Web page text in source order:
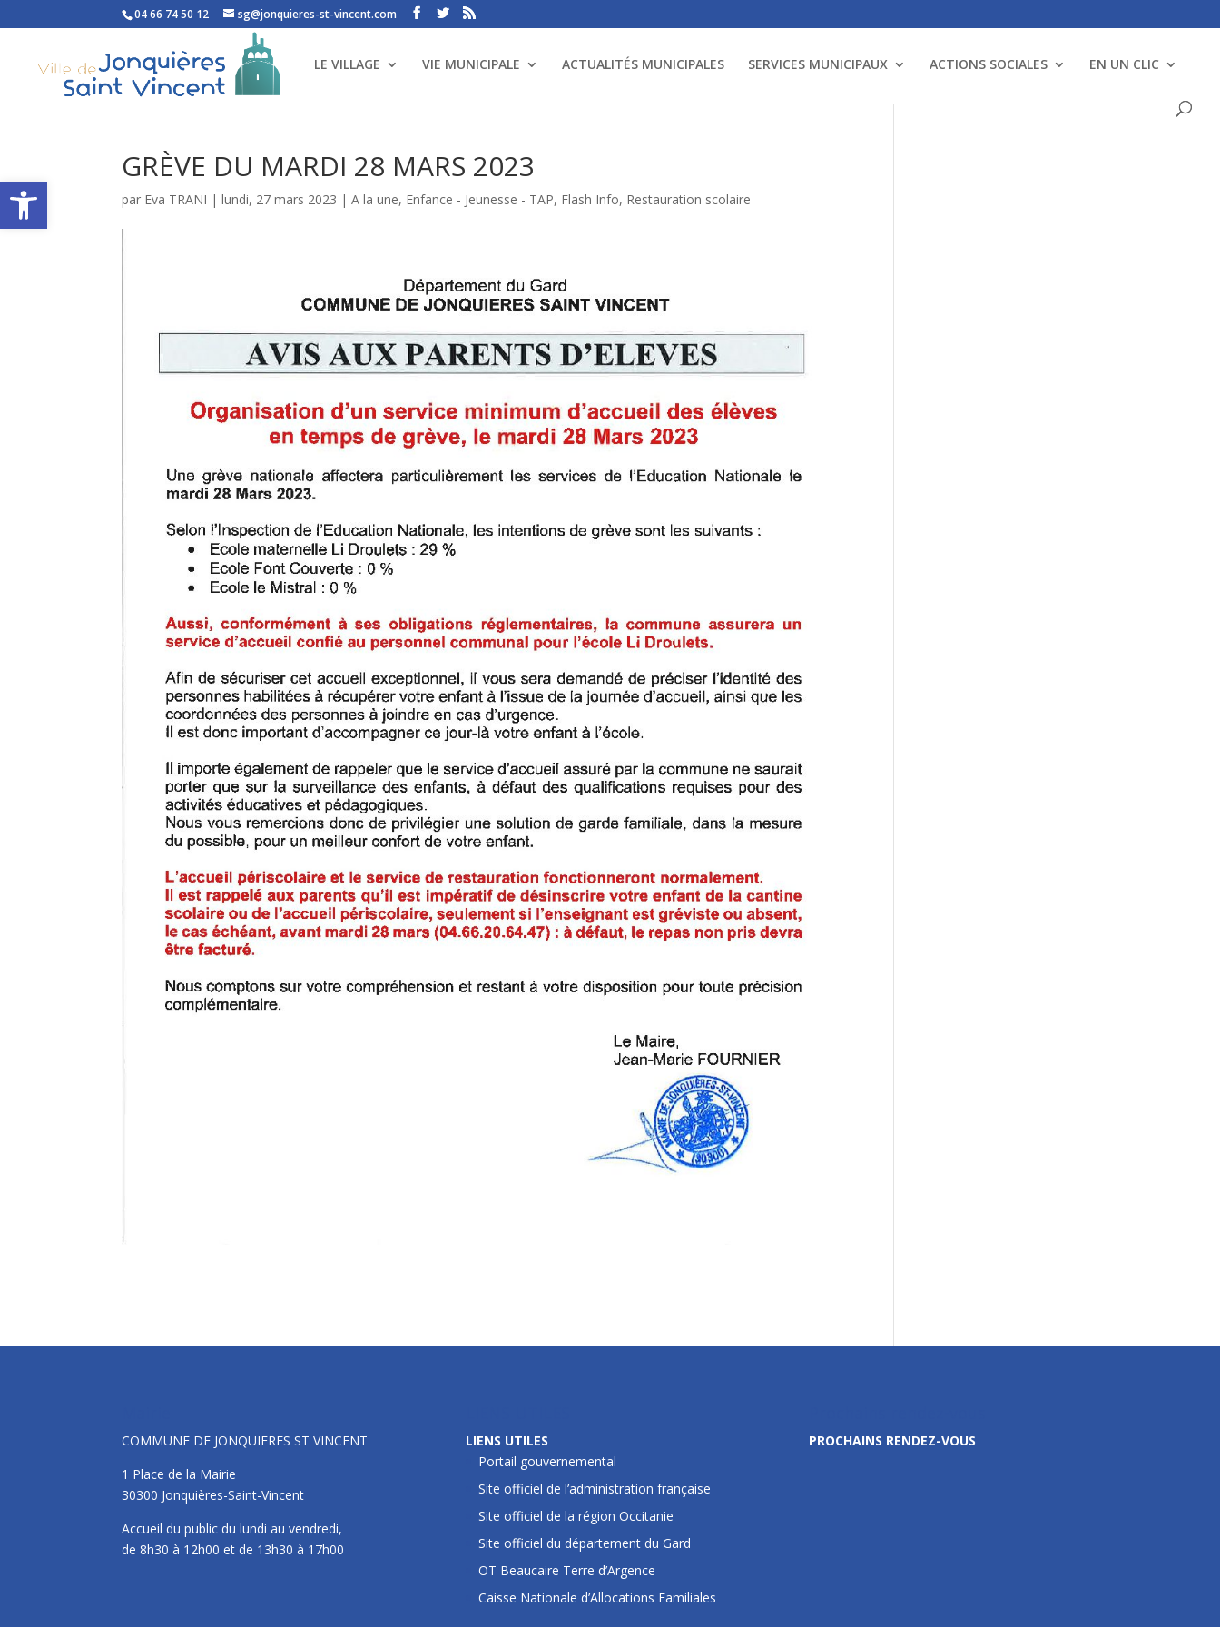
Ouvrir la barre d’outils
04 66 74 50 12 sg@jonquieres-st-vincent.com
LE VILLAGE VIE MUNICIPALE ACTUALITÉS MUNICIPALES SERVICES MUNICIPAUX ACTIONS SOCIALES EN UN CLIC
GRÈVE DU MARDI 28 MARS 2023
par Eva TRANI |lundi, 27 mars 2023 |A la une, Enfance - Jeunesse - TAP, Flash Info, Restauration scolaire
COMMUNE DE JONQUIERES ST VINCENT
1 Place de la Mairie
30300 Jonquières-Saint-Vincent
Accueil du public du lundi au vendredi,
de 8h30 à 12h00 et de 13h30 à 17h00
LIENS UTILES
Portail gouvernemental
Site officiel de l’administration française
Site officiel de la région Occitanie
Site officiel du département du Gard
OT Beaucaire Terre d’Argence
Caisse Nationale d’Allocations Familiales
PROCHAINS RENDEZ-VOUS